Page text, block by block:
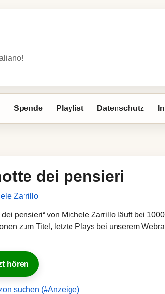
Spende Playlist Datenschutz
dei pensieri
Zarrillo
dei pensieri“ von Michele Zarrillo läuft bei
zum Titel, letzte Plays bei unserem
hören
suchen (#Anzeige)